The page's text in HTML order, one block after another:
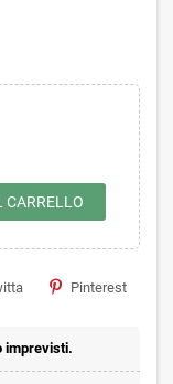
CARRELLO
Pinterest
imprevisti.